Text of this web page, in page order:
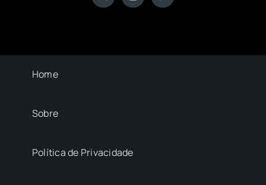
Home
Sobre
Política de Privacidade